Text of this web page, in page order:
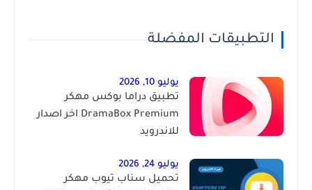
التطبيقات المفضلة
يوليو 10, 2026
تطبيق دراما بوكس مهكر
DramaBox Premium اخر اصدار
للاندرويد
يوليو 24, 2026
تحميل سناب تيوب مهكر